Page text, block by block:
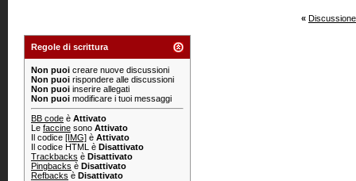
«
Regole di scrittura
Non puoi creare nuove discussioni
Non puoi rispondere alle discussioni
Non puoi inserire allegati
Non puoi modificare i tuoi messaggi
BB code è Attivato
Le faccine sono Attivato
Il codice [IMG] è Attivato
Il codice HTML è Disattivato
Trackbacks è Disattivato
Pingbacks è Disattivato
Refbacks è Disattivato